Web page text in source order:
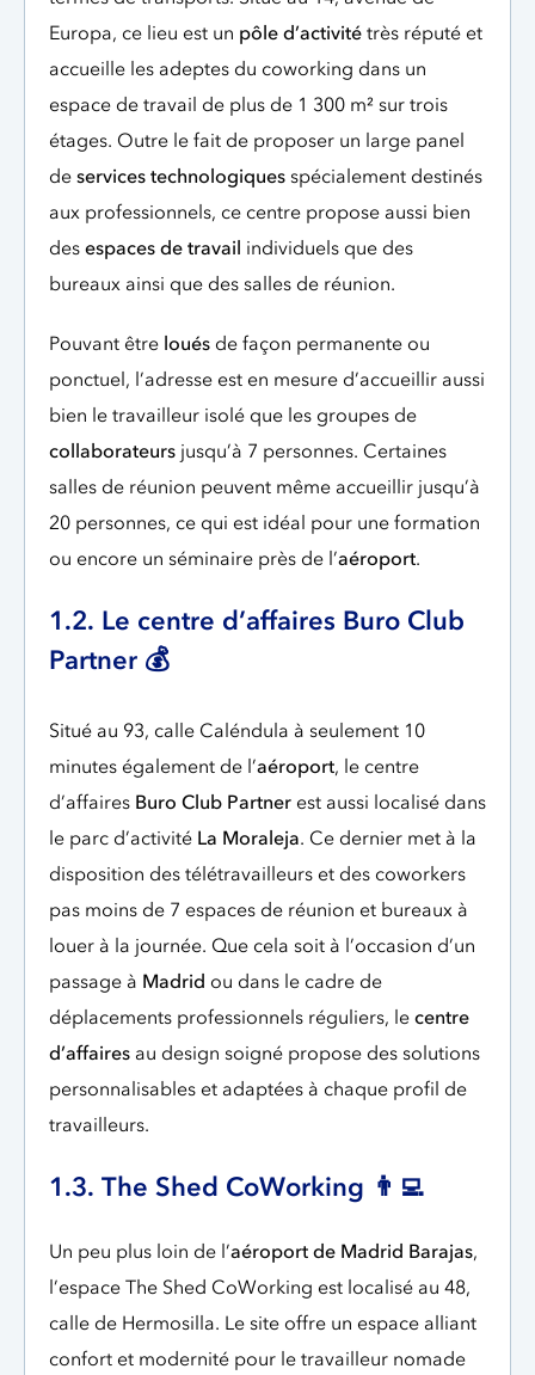
Europa, ce lieu est un pôle d’activité très réputé et
accueille les adeptes du coworking dans un
espace de travail de plus de 1 300 m² sur trois
étages. Outre le fait de proposer un large panel
de services technologiques spécialement destinés
aux professionnels, ce centre propose aussi bien
des espaces de travail individuels que des
bureaux ainsi que des salles de réunion.
Pouvant être loués de façon permanente ou
ponctuel, l’adresse est en mesure d’accueillir aussi
bien le travailleur isolé que les groupes de
collaborateurs jusqu’à 7 personnes. Certaines
salles de réunion peuvent même accueillir jusqu’à
20 personnes, ce qui est idéal pour une formation
ou encore un séminaire près de l’aéroport.
1.2. Le centre d’affaires Buro Club
Partner 💰
Situé au 93, calle Caléndula à seulement 10
minutes également de l’aéroport, le centre
d’affaires Buro Club Partner est aussi localisé dans
le parc d’activité La Moraleja. Ce dernier met à la
disposition des télétravailleurs et des coworkers
pas moins de 7 espaces de réunion et bureaux à
louer à la journée. Que cela soit à l’occasion d’un
passage à Madrid ou dans le cadre de
déplacements professionnels réguliers, le centre
d’affaires au design soigné propose des solutions
personnalisables et adaptées à chaque profil de
travailleurs.
1.3. The Shed CoWorking 👨‍💻
Un peu plus loin de l’aéroport de Madrid Barajas,
l’espace The Shed CoWorking est localisé au 48,
calle de Hermosilla. Le site offre un espace alliant
confort et modernité pour le travailleur nomade